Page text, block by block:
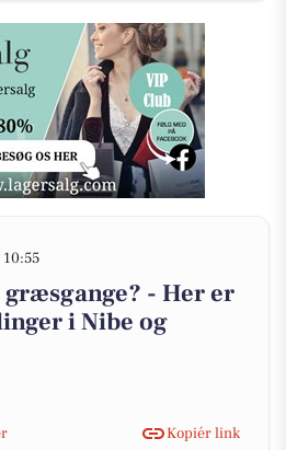
græsgange? - Her er
i Nibe og
Kopiér link